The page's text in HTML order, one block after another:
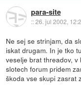
para-site
::26. jul 2002,
Ne sej se strinjam, da
iskat drugam. In je tko
veselje brat threadov,
slotech forum pridem
škoda vse skupi zasrat